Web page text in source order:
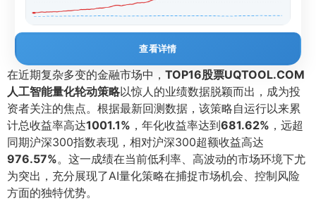
查看详情
在近期复杂多变的金融市场中， TOP16股票UQTOOL.COM
人工智能量化轮动策略以惊人的业绩数据脱颖而出，成为投
资者关注的焦点。根据最新回测数据，该策略自运行以来累
计总收益率高达1001.1% ，年化收益率达到681.62% ，远超
同期沪深300指数表现，相对沪深300超额收益高达
976.57%。这一成绩在当前低利率、高波动的市场环境下尤
为突出，充分展现了AI量化策略在捕捉市场机会、控制风险
方面的独特优势。